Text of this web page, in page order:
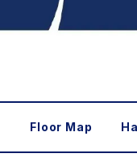
Floor Map